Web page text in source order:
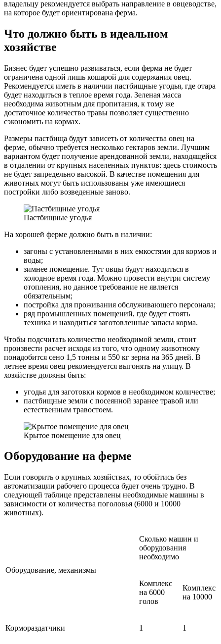
владельцу рекомендуется выбрать направление в овцеводстве,
на которое будет ориентирована ферма.
Что должно быть в идеальном
хозяйстве
Бизнес будет успешно развиваться, если ферма не будет
ограничена одной лишь кошарой для содержания овец.
Рекомендуется иметь в наличии пастбищные угодья, где отара
будет находиться в теплое время года. Зеленая масса
необходима животным для пропитания, к тому же
достаточное количество травы позволяет существенно
сэкономить на кормах.
Размеры пастбища будут зависеть от количества овец на
ферме, обычно требуется несколько гектаров земли. Лучшим
вариантом будет получение арендованной земли, находящейся
в отдалении от крупных населенных пунктов: здесь стоимость
не будет запредельно высокой. В качестве помещения для
животных могут быть использованы уже имеющиеся
постройки либо возведенные заново.
Пастбищные угодья
На хорошей ферме должно быть в наличии:
загоны с установленными в них емкостями для кормов и
воды;
зимнее помещение. Тут овцы будут находиться в
холодное время года. Можно провести внутри систему
отопления, но данное требование не является
обязательным;
постройка для проживания обслуживающего персонала;
ряд промышленных помещений, где будет стоять
техника и находиться заготовленные запасы корма.
Чтобы подсчитать количество необходимой земли, стоит
произвести расчет исходя из того, что одному животному
понадобится сено 1,5 тонны и 550 кг зерна на 365 дней. В
летнее время овец рекомендуется выгонять на улицу. В
хозяйстве должны быть:
угодья для заготовки кормов в необходимом количестве;
пастбищные земли с посеянной заранее травой или
естественным травостоем.
Крытое помещение для овец
Оборудование на ферме
Если говорить о крупных хозяйствах, то обойтись без
автоматизации рабочего процесса будет очень трудно. В
следующей таблице представлены необходимые машины в
зависимости от количества поголовья (6000 и 10000
животных).
Оборудование, механизмы
Сколько машин и
оборудования
необходимо
Комплекс
на 6000
голов
Комплекс
на 10000
Кормораздатчики 1 1